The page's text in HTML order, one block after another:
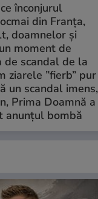
înconjurul
din Franța,
doamnelor și
moment de
de scandal de la
ziarele ”fierb” pur
un scandal imens,
Prima Doamnă a
anunțul bombă